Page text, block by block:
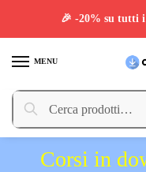
MENU
Cerca:
Cerca
Corsi in
🎉 -20% su tutti i